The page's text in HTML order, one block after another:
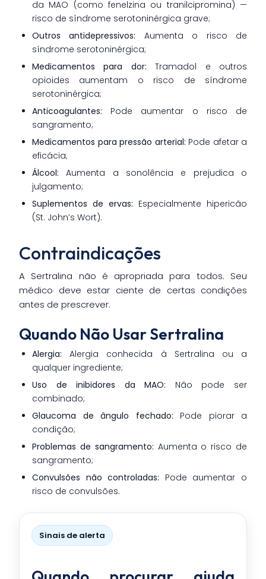
da MAO (como fenelzina ou tranilcipromina) —
risco de síndrome serotoninérgica grave;
Outros antidepressivos: Aumenta o risco de
síndrome serotoninérgica;
Medicamentos para dor: Tramadol e outros
opioides aumentam o risco de síndrome
serotoninérgica;
Anticoagulantes: Pode aumentar o risco de
sangramento;
Medicamentos para pressão arterial: Pode afetar a
eficácia;
Álcool: Aumenta a sonolência e prejudica o
julgamento;
Suplementos de ervas: Especialmente hipericão
(St. John’s Wort).
Contraindicações
A Sertralina não é apropriada para todos. Seu
médico deve estar ciente de certas condições
antes de prescrever.
Quando Não Usar Sertralina
Alergia: Alergia conhecida à Sertralina ou a
qualquer ingrediente;
Uso de inibidores da MAO: Não pode ser
combinado;
Glaucoma de ângulo fechado: Pode piorar a
condição;
Problemas de sangramento: Aumenta o risco de
sangramento;
Convulsões não controladas: Pode aumentar o
risco de convulsões.
Sinais de alerta